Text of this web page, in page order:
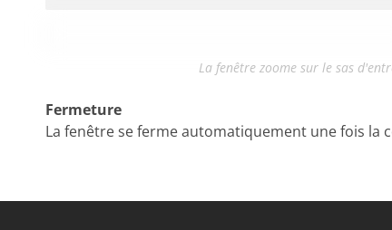
La fenêtre zoome sur le sas
Fermeture
La fenêtre se ferme automatiquement une fois la